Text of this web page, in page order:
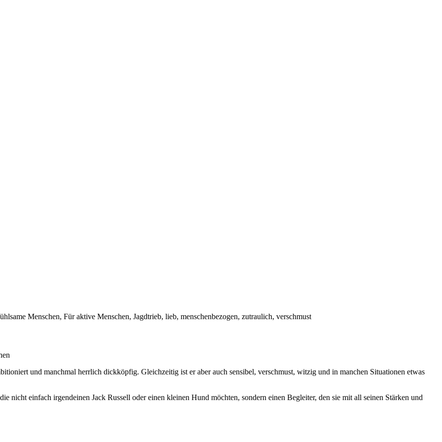
Menschen, Für aktive Menschen, Jagdtrieb, lieb, menschenbezogen, zutraulich, verschmust
und manchmal herrlich dickköpfig. Gleichzeitig ist er aber auch sensibel, verschmust, witzig und in manchen Situationen etwas
nicht einfach irgendeinen Jack Russell oder einen kleinen Hund möchten, sondern einen Begleiter, den sie mit all seinen Stärken und